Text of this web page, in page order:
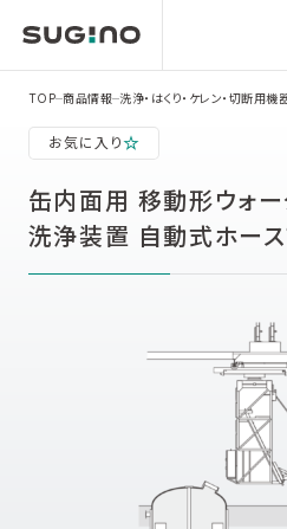
TOP 商品情報 洗浄・はくり・ケレン・切断
お気に入り
缶内面用 移動形ウォ
洗浄装置 自動式ホース